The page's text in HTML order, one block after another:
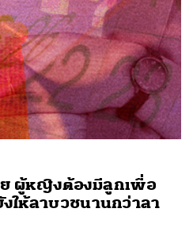
ผู้หญิงต้องมีลูกเพื่อ
ให้ลาบวชนานกว่าลา